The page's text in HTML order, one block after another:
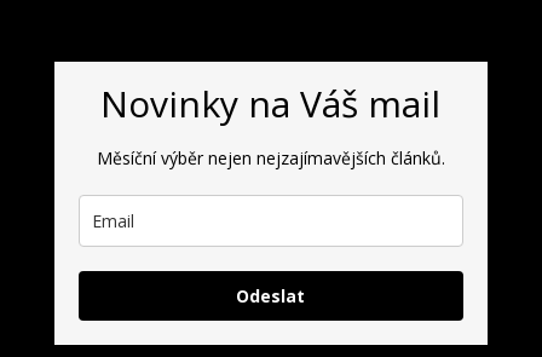
Novinky na Váš mail
Měsíční výběr nejen nejzajímavějších článků.
Odeslat